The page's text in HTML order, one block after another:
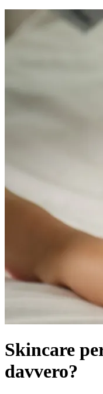
Skincare
davvero?